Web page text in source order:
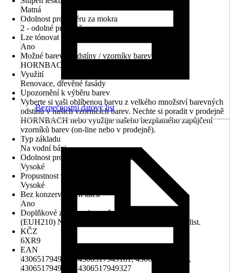
Matná
Odolnost proti otěru za mokra
2 - odolné proti otěru
Lze tónovat v centru míchání barev Hornbach
Ano
Možné barevné odstíny / vzorníky barev
HORNBACH barvy & omítky
Využití
Renovace, dřevěné fasády
Upozornění k výběru barev
Vyberte si vaši oblíbenou barvu z velkého množství barevných
odstínů v našich vzornících barev. Nechte si poradit v prodejně
HORNBACH nebo využijte našeho bezplatného zapůjčení
vzorníků barev (on-line nebo v prodejně).
Typ základu
Na vodní bázi
Odolnost proti povětrnostním vlivům
Vysoké
Propustnost vodní páry
Vysoké
Bez konzervačních látek
Ano
Doplňkové znaky nebezpečnosti (věty EUH)
(EUH210) Na vyžádání je k dispozici bezpečnostní list.
KČZ
6XR9
EAN
4306517949129, 4306517949181, 4306517949228,
4306517949280, 4306517949327
Bezpečnostní datový list